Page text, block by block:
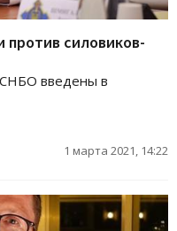
против силовиков-
СНБО введены в
1 марта 2021, 14:22